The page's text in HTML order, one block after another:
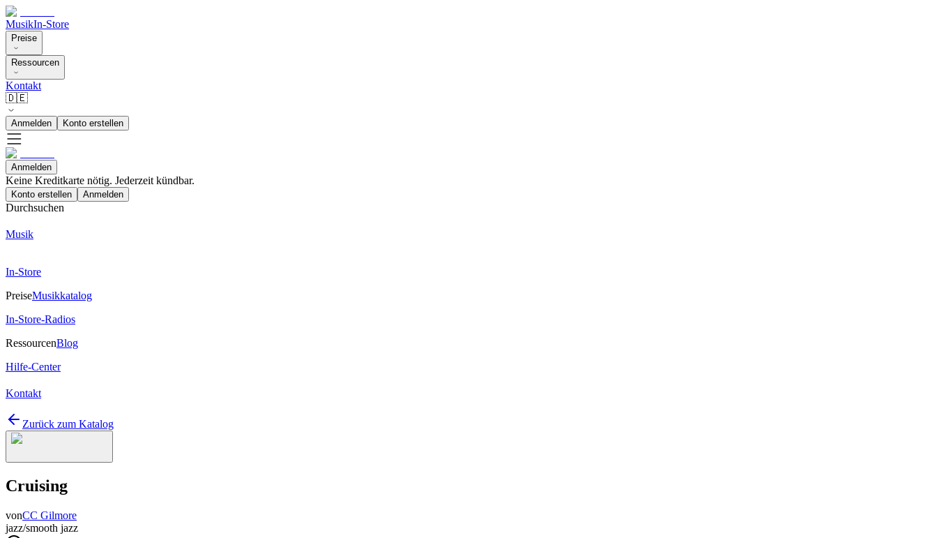
MusikIn-Store
Preise
Ressourcen
Kontakt
🇩🇪
Anmelden Konto erstellen
Anmelden
Keine Kreditkarte nötig. Jederzeit kündbar.
Konto erstellen Anmelden
Durchsuchen
Musik
In-Store
PreiseMusikkatalog
In-Store-Radios
RessourcenBlog
Hilfe-Center
Kontakt
Zurück zum Katalog
Cruising
vonCC Gilmore
jazz/smooth jazz